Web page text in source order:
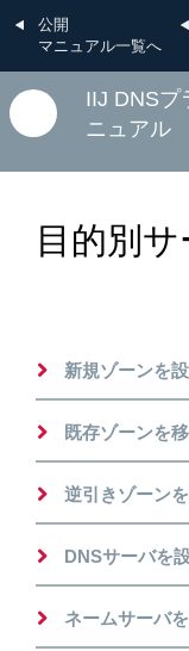
公開
マニュアル一覧へ
IIJ DNSプ
ニュアル
目的別
新規ゾーンを
既存ゾーンを
逆引きゾーン
DNSサーバを
ネームサーバ